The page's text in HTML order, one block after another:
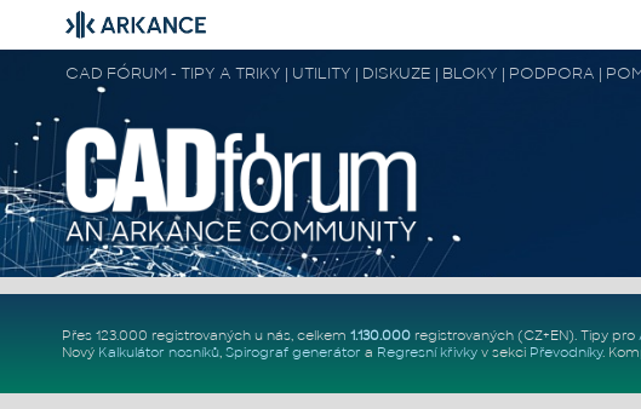
CAD FÓRUM - TIPY A TRIKY | UTILITY | DISKUZE | BLOKY | PODPORA |
Přes 123.000 registrovaných u nás, celkem 1.130.000registrovaných (CZ+EN). Tipy pro
Nový Kalkulátor nosníků, Spirograf generátor a Regresní křivkyv sekci Převodníky.